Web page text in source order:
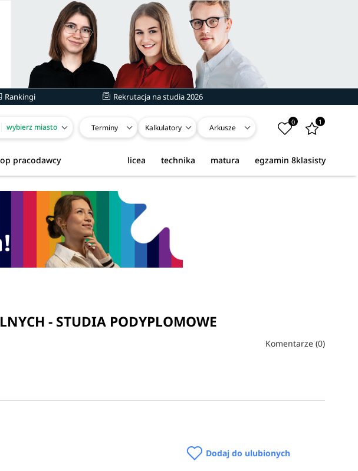
Rankingi Rekrutacja na studia 2026
wybierz miasto Terminy Kalkulatory Arkusze
0 1
pracodawcy egzamin 8klasisty
matura
technika
licea
- STUDIA PODYPLOMOWE
Komentarze (0)
Dodaj do ulubionych